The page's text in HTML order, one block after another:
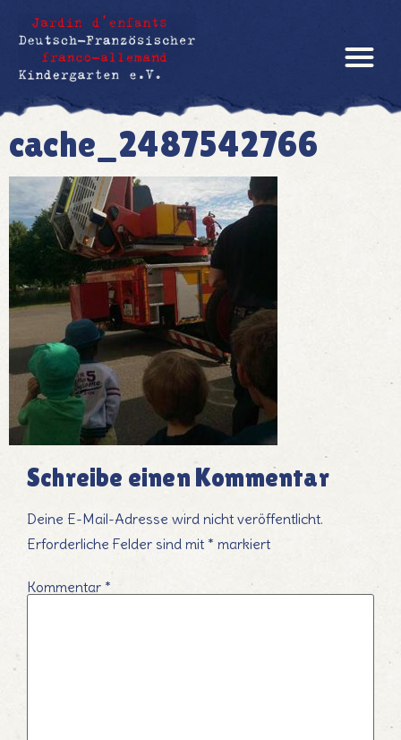
cache_2487542766
Schreibe einen Kommentar
Deine E-Mail-Adresse wird nicht veröffentlicht.
Erforderliche Felder sind mit * markiert
Kommentar *